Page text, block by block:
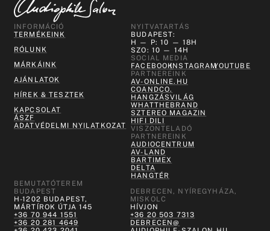
INFORMÁCIÓ
TERMÉKEINK
RÓLUNK
MÁRKÁINK
AJÁNLATOK
HÍREK & TESZTEK
KAPCSOLAT
ÁSZF
ADATVÉDELMI NYILATKOZAT
NYITVATARTÁS
BUDAPEST:
H — P: 10 — 18H
SZO: 10 — 14H
SOCIAL MEDIA
FACEBOOKINSTAGRAMYOUTUBE
PARTNEREINK
AV-ONLINE.HU
COANDCO.
HANGZÁSVILÁG
WHATTHEBRAND
SZTEREO MAGAZIN
HIFI DILI
VISZONTELADÓ
PARTNEREINK
AUDIOCENTRUM
AV-LAND
BARTIMEX
DELTA
HANGTÉR
BEMUTATÓTEREM
BUDAPEST
H-1202 BUDAPEST,
MÁRTÍROK ÚTJA 145
+36 70 944 1551
+36 20 281 4649
DEBRECEN, NYÍREGYHÁZA,
MISKOLC
HÍVJON
+36 20 503 7313
DEBRECEN@